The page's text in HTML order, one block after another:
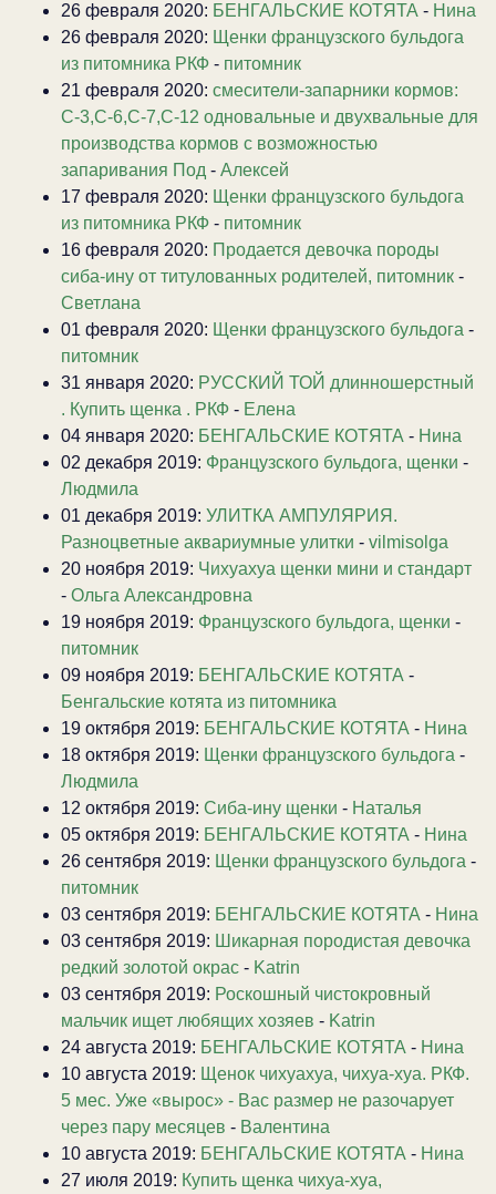
26 февраля 2020: БЕНГАЛЬСКИЕ КОТЯТА - Нина
26 февраля 2020: Щенки французского бульдога
из питомника РКФ - питомник
21 февраля 2020: смесители-запарники кормов:
С-3,С-6,С-7,С-12 одновальные и двухвальные для
производства кормов с возможностью
запаривания Под - Алексей
17 февраля 2020: Щенки французского бульдога
из питомника РКФ - питомник
16 февраля 2020: Продается девочка породы
сиба-ину от титулованных родителей, питомник -
Светлана
01 февраля 2020: Щенки французского бульдога -
питомник
31 января 2020: РУССКИЙ ТОЙ длинношерстный
. Купить щенка . РКФ - Елена
04 января 2020: БЕНГАЛЬСКИЕ КОТЯТА - Нина
02 декабря 2019: Французского бульдога, щенки -
Людмила
01 декабря 2019: УЛИТКА АМПУЛЯРИЯ.
Разноцветные аквариумные улитки - vilmisolga
20 ноября 2019: Чихуахуа щенки мини и стандарт
- Ольга Александровна
19 ноября 2019: Французского бульдога, щенки -
питомник
09 ноября 2019: БЕНГАЛЬСКИЕ КОТЯТА -
Бенгальские котята из питомника
19 октября 2019: БЕНГАЛЬСКИЕ КОТЯТА - Нина
18 октября 2019: Щенки французского бульдога -
Людмила
12 октября 2019: Сиба-ину щенки - Наталья
05 октября 2019: БЕНГАЛЬСКИЕ КОТЯТА - Нина
26 сентября 2019: Щенки французского бульдога -
питомник
03 сентября 2019: БЕНГАЛЬСКИЕ КОТЯТА - Нина
03 сентября 2019: Шикарная породистая девочка
редкий золотой окрас - Katrin
03 сентября 2019: Роскошный чистокровный
мальчик ищет любящих хозяев - Katrin
24 августа 2019: БЕНГАЛЬСКИЕ КОТЯТА - Нина
10 августа 2019: Щенок чихуахуа, чихуа-хуа. РКФ.
5 мес. Уже «вырос» - Вас размер не разочарует
через пару месяцев - Валентина
10 августа 2019: БЕНГАЛЬСКИЕ КОТЯТА - Нина
27 июля 2019: Купить щенка чихуа-хуа,